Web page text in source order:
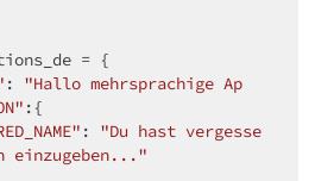
= {
: "Hallo mehrsprachige Ap
:{
: "Du hast vergesse
einzugeben..."